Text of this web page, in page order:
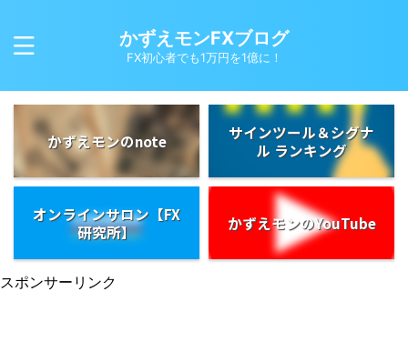
かずえモンFXブログ
FX初心者でも1万円を1億に！
かずえモンのnote
サインツール＆シグナ
ル ランキング
オンラインサロン【FX
研究所】
かずえモンのYouTube
スポンサーリンク